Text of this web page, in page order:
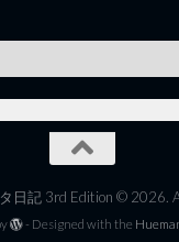
日記 3rd Edition © 2026.
- Designed with the